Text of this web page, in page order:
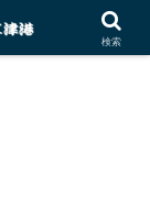
検索